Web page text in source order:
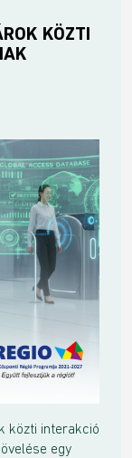
KÖZTI
közti interakció
egy